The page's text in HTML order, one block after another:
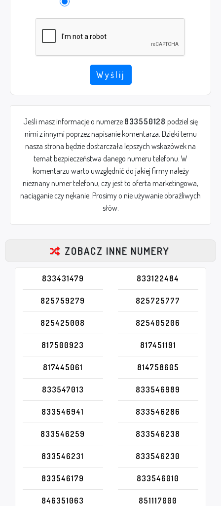
Wyślij
Jeśli masz informacje o numerze 833550128 podziel się
nimi z innymi poprzez napisanie komentarza. Dzięki temu
nasza strona będzie dostarczała lepszych wskazówek na
temat bezpieczeństwa danego numeru telefonu. W
komentarzu warto uwzględnić do jakiej firmy należy
nieznany numer telefonu, czy jest to oferta marketingowa,
naciąganie czy nękanie. Prosimy o nie używanie obraźliwych
słów.
ZOBACZ INNE NUMERY
833431479 833122484
825759279 825725777
825425008 825405206
817500923 817451191
817445061 814758605
833547013 833546989
833546941 833546286
833546259 833546238
833546231 833546230
833546179 833546010
846351063 851117000